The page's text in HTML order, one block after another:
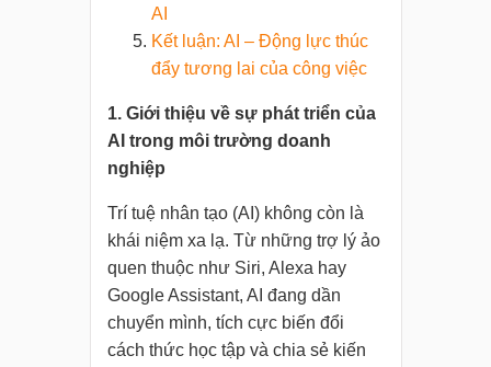
AI
Kết luận: AI – Động lực thúc
đẩy tương lai của công việc
1. Giới thiệu về sự phát triển của
AI trong môi trường doanh
nghiệp
Trí tuệ nhân tạo (AI) không còn là
khái niệm xa lạ. Từ những trợ lý ảo
quen thuộc như Siri, Alexa hay
Google Assistant, AI đang dần
chuyển mình, tích cực biến đổi
cách thức học tập và chia sẻ kiến